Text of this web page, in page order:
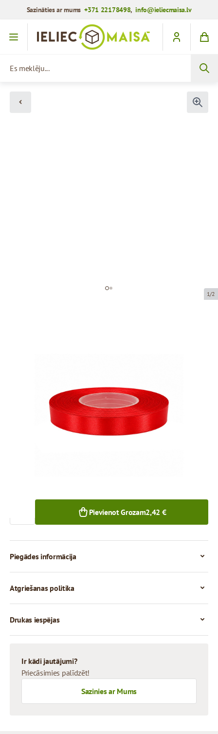
Sazināties ar mums+371 22178498,info@ieliecmaisa.lv
Iet uz saturu
1/2
Cena par 1 gab.
Pievienot Grozam2,42 €
Piegādes informācija
Atgriešanas politika
Drukas iespējas
Ir kādi jautājumi?
Priecāsimies palīdzēt!
Sazinies ar Mums